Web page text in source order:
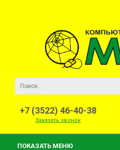
+7 (3522) 46-40-38
Заказать звонок
ПОКАЗАТЬ МЕНЮ